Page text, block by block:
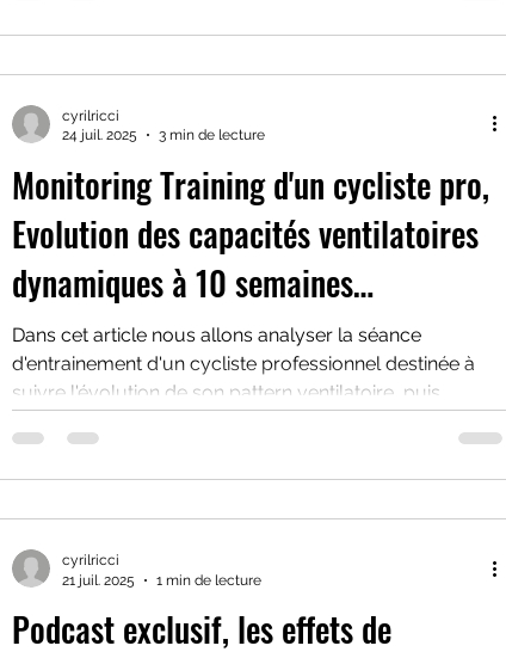
Monitoring Training d'un cycliste pro,
Evolution des capacités ventilatoires
dynamiques à 10 semaines
d'intervalles
Dans cet article nous allons analyser la séance
d'entrainement d'un cycliste professionnel destinée à
suivre l'évolution de son pattern ventilatoire, puis
séries similaires effectuée 10 semaines auparavant
cyrilricci
24 juil. 2025
3 min de lecture
Podcast exclusif, les effets de
cyrilricci
21 juil. 2025
1 min de lecture